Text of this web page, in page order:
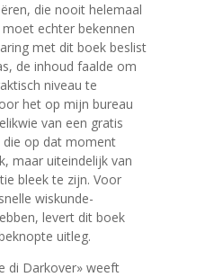
die nooit helemaal
echter bekennen
met dit boek beslist
de inhoud faalde om
niveau te
het op mijn bureau
van een gratis
die op dat moment
maar uiteindelijk van
bleek te zijn. Voor
wiskunde-
levert dit boek
uitleg.
di Darkover» weeft